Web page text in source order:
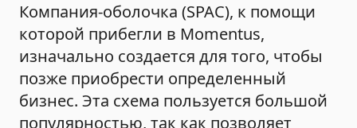
Компания-оболочка (SPAC), к помощи
которой прибегли в Momentus,
изначально создается для того, чтобы
позже приобрести определенный
бизнес. Эта схема пользуется большой
популярностью, так как позволяет